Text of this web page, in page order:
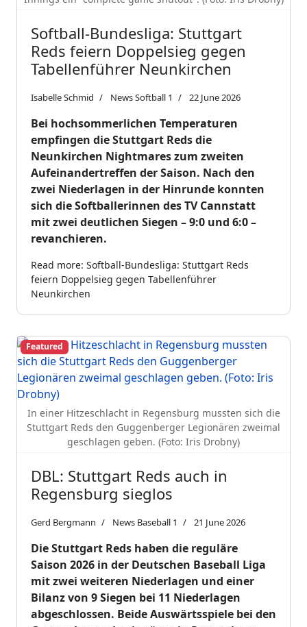
Softball-Bundesliga: Stuttgart
Reds feiern Doppelsieg gegen
Tabellenführer Neunkirchen
Isabelle Schmid News Softball 1 22 June 2026
Bei hochsommerlichen Temperaturen
empfingen die Stuttgart Reds die
Neunkirchen Nightmares zum zweiten
Aufeinandertreffen der Saison. Nach den
zwei Niederlagen in der Hinrunde konnten
sich die Softballerinnen des TV Cannstatt
mit zwei deutlichen Siegen – 9:0 und 6:0 –
revanchieren.
Read more: Softball-Bundesliga: Stuttgart Reds
feiern Doppelsieg gegen Tabellenführer
Neunkirchen
In einer Hitzeschlacht in Regensburg mussten sich die
Stuttgart Reds den Guggenberger Legionären zweimal
geschlagen geben. (Foto: Iris Drobny)
Featured
DBL: Stuttgart Reds auch in
Regensburg sieglos
Gerd Bergmann News Baseball 1 21 June 2026
Die Stuttgart Reds haben die reguläre
Saison 2026 in der Deutschen Baseball Liga
mit zwei weiteren Niederlagen und einer
Bilanz von 9 Siegen bei 11 Niederlagen
abgeschlossen. Beide Auswärtsspiele bei den